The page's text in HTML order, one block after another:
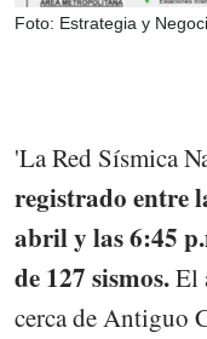
Foto: Estrategia y
'La Red Sísmica
registrado entre
abril y las 6:45
de 127 sismos.El
cerca de Antiguo